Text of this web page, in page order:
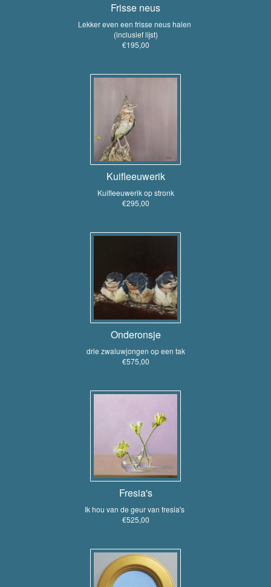
Frisse neus
Lekker even een frisse neus halen
(inclusief lijst)
€195,00
Kuifleeuwerik
Kuifleeuwerik op stronk
€295,00
Onderonsje
drie zwaluwjongen op een tak
€575,00
Fresia's
Ik hou van de geur van fresia's
€525,00